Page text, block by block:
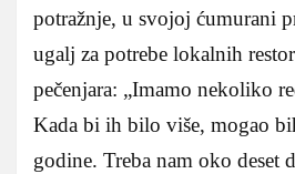
potražnje, u svojoj ćumurani
ugalj za potrebe lokalnih
pečenjara: „Imamo nekoliko
Kada bi ih bilo više, mogao
godine. Treba nam oko deset